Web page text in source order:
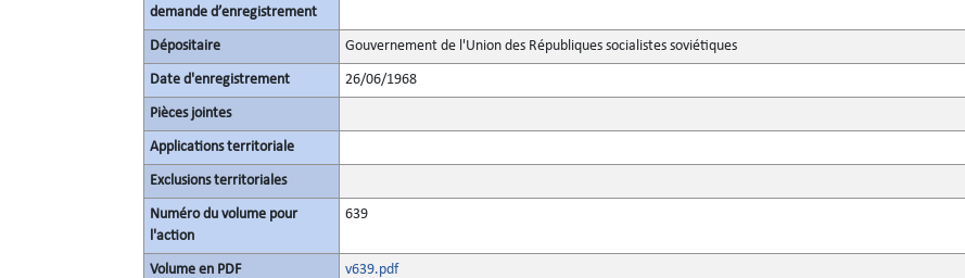
demande d’enregistrement
Dépositaire Gouvernement de l'Union des Républiques socialistes soviétiques
Date d'enregistrement 26/06/1968
Pièces jointes
Applications territoriale
Exclusions territoriales
Numéro du volume pour
l'action
639
Volume en PDF v639.pdf